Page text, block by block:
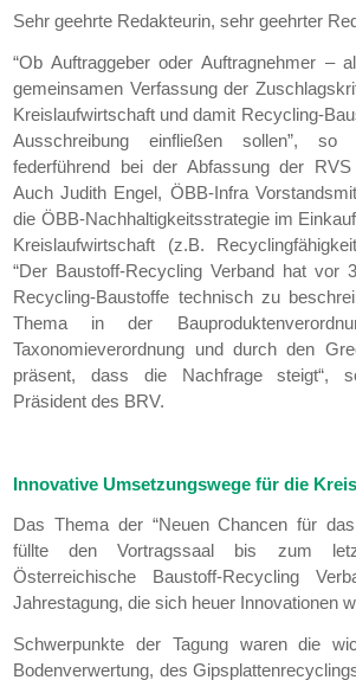
Sehr geehrte Redakteurin, sehr geehrter
“Ob Auftraggeber oder Auftragnehmer –
gemeinsamen Verfassung der
Kreislaufwirtschaft und damit Recycling-
Ausschreibung einfließen sollen”, so
federführend bei der Abfassung der RVS
Auch Judith Engel, ÖBB-Infra
die ÖBB-Nachhaltigkeitsstrategie im
Kreislaufwirtschaft (z.B.
“Der Baustoff-Recycling Verband hat vor
Recycling-Baustoffe technisch zu
Thema in der
Taxonomieverordnung und durch den
präsent, dass die Nachfrage steigt“,
Präsident des BRV.
Innovative Umsetzungswege für die
Das Thema der “Neuen Chancen für das
füllte den Vortragssaal bis zum
Österreichische Baustoff-Recycling
Jahrestagung, die sich heuer Innovationen
Schwerpunkte der Tagung waren die
Bodenverwertung, des